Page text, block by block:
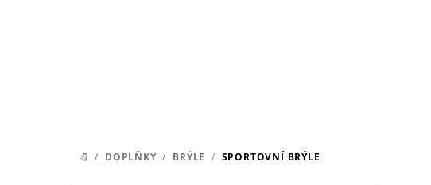
DOMŮ
/ DOPLŇKY / BRÝLE / SPORTOVNÍ BRÝLE